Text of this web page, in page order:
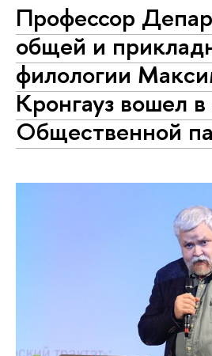
Профессор
общей и
филологии
Кронгауз вошел в
Общественной